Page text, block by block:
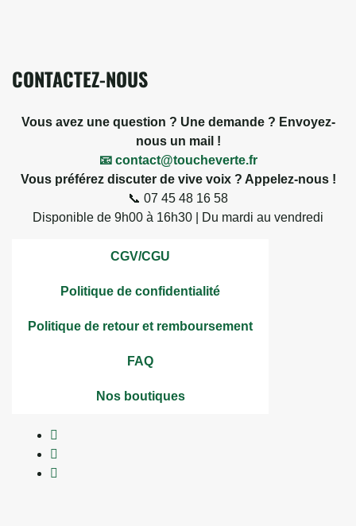
CONTACTEZ-NOUS
Vous avez une question ? Une demande ? Envoyez-
nous un mail !
📧 contact@toucheverte.fr
Vous préférez discuter de vive voix ? Appelez-nous !
📞 07 45 48 16 58
Disponible de 9h00 à 16h30 | Du mardi au vendredi
CGV/CGU
Politique de confidentialité
Politique de retour et remboursement
FAQ
Nos boutiques